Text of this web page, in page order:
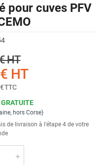
pour cuves PFV
HT
HT
TTC
hors Corse)
de livraison à l'étape 4 de votre